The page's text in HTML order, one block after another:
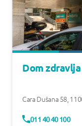
Dom
Cara Dušana 58
011 40 40 100